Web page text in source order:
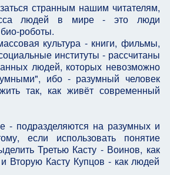
странным нашим читателям,
людей в мире - это люди
роботы.
культура - книги, фильмы,
институты - рассчитаны
людей, которых невозможно
ибо - разумный человек
так, как живёт современный
- подразделяются на разумных и
если использовать понятие
Третью Касту - Воинов, как
Вторую Касту Купцов - как людей